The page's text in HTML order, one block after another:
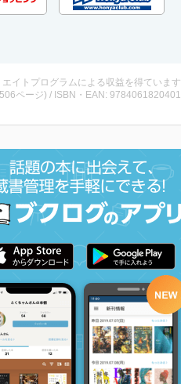
イトプログラムによる収益を得ています
ページ) / ISBN・EAN: 9784061820401